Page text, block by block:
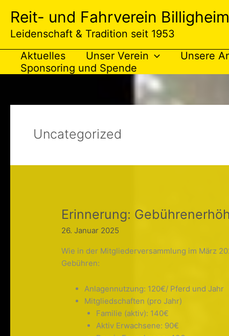
Inhalt
springen
Reit- und Fahrverein
Leidenschaft & Tradition seit 1953
Aktuelles
Unser Verein Unsere
Sponsoring und Spende
Uncategorized
Erinnerung:
26. Januar 2025
Wie in der Mitgliederversammlung im März
Gebühren:
Anlagennutzung: 120€/ Pferd und Jahr
Mitgliedschaften (pro Jahr)
Familie (aktiv): 140€
Aktiv Erwachsene: 90€